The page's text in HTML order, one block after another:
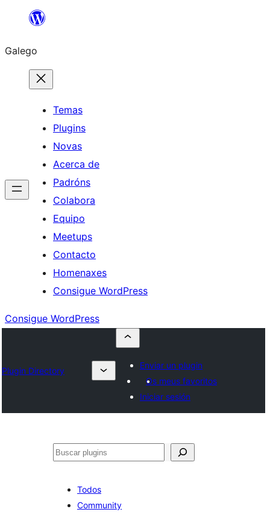
Saltar
contido
Galego
Temas
Plugins
Novas
Acerca de
Padróns
Colabora
Equipo
Meetups
Contacto
Homenaxes
Consigue WordPress
Consigue WordPress
Plugin Directory
Enviar un plugin
Os meus favoritos
Iniciar sesión
Buscar
Todos
Community